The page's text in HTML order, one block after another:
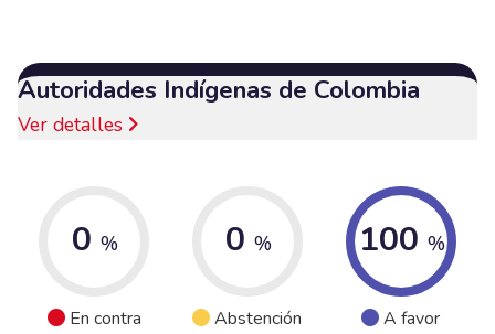
Autoridades Indígenas de Colombia
Ver detalles
0 %
En contra
0 %
Abstención
100 %
A favor